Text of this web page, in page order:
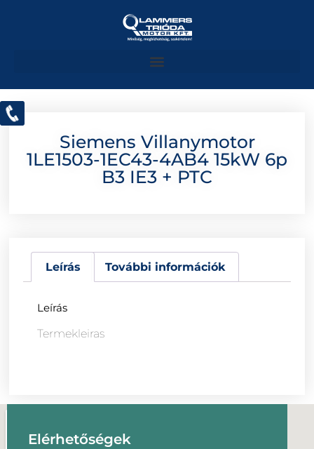
Siemens Villanymotor
1LE1503-1EC43-4AB4 15kW 6p
B3 IE3 + PTC
Leírás További információk
Leírás
Termekleiras
Elérhetőségek